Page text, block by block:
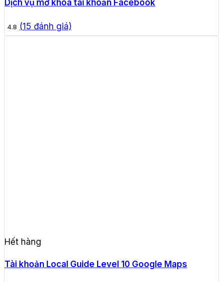
Dịch vụ mở khóa tài khoản Facebook
4.8 (15 đánh giá)
Hết hàng
Tài khoản Local Guide Level 10 Google Maps